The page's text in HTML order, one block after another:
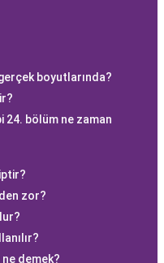
boyutlarında?
24. bölüm ne zaman
zor?
demek?